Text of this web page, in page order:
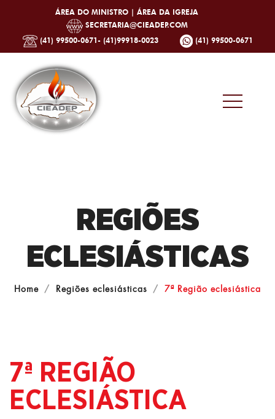
ÁREA DO MINISTRO | ÁREA DA IGREJA
SECRETARIA@CIEADEP.COM
(41) 99500-0671- (41)99918-0023
(41) 99500-0671
REGIÕES
ECLESIÁSTICAS
Home Regiões eclesiásticas 7ª Região eclesiástica
7ª REGIÃO
ECLESIÁSTICA